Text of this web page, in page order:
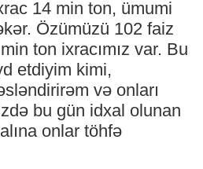
14 min ton, ümumi
Özümüzü 102 faiz
ton ixracımız var. Bu
etdiyim kimi,
və onları
bu gün idxal olunan
onlar töhfə